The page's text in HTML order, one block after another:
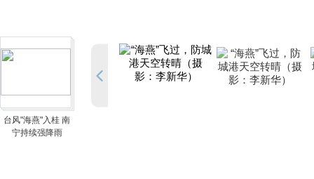
台风"海燕"入桂 南
宁持续强降雨